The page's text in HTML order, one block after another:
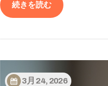
続きを読む
3月 24, 2026